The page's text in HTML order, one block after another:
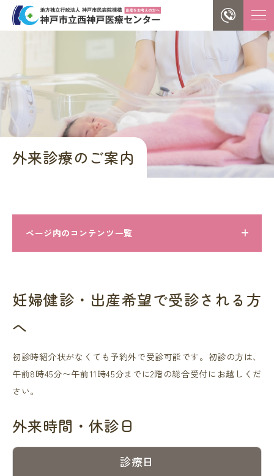
外来診療のご案内
ページ内のコンテンツ一覧
妊婦健診・出産希望で受診される方
へ
初診時紹介状がなくても予約外で受診可能です。初診の方は、
午前8時45分〜午前11時45分までに2階の総合受付にお越しくだ
さい。
外来時間・休診日
診療日